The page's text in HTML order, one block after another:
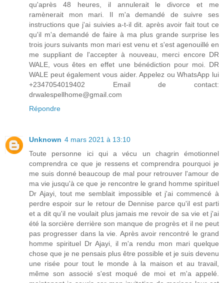
qu'après 48 heures, il annulerait le divorce et me
ramènerait mon mari. Il m'a demandé de suivre ses
instructions que j'ai suivies a-t-il dit. après avoir fait tout ce
qu'il m'a demandé de faire à ma plus grande surprise les
trois jours suivants mon mari est venu et s'est agenouillé en
me suppliant de l'accepter à nouveau, merci encore DR
WALE, vous êtes en effet une bénédiction pour moi. DR
WALE peut également vous aider. Appelez ou WhatsApp lui
+2347054019402 Email de contact:
drwalespellhome@gmail.com
Répondre
Unknown 4 mars 2021 à 13:10
Toute personne ici qui a vécu un chagrin émotionnel
comprendra ce que je ressens et comprendra pourquoi je
me suis donné beaucoup de mal pour retrouver l'amour de
ma vie jusqu'à ce que je rencontre le grand homme spirituel
Dr Ajayi, tout me semblait impossible et j'ai commencé à
perdre espoir sur le retour de Dennise parce qu'il est parti
et a dit qu'il ne voulait plus jamais me revoir de sa vie et j'ai
été la sorcière derrière son manque de progrès et il ne peut
pas progresser dans la vie. Après avoir rencontré le grand
homme spirituel Dr Ajayi, il m'a rendu mon mari quelque
chose que je ne pensais plus être possible et je suis devenu
une risée pour tout le monde à la maison et au travail,
même son associé s'est moqué de moi et m'a appelé.